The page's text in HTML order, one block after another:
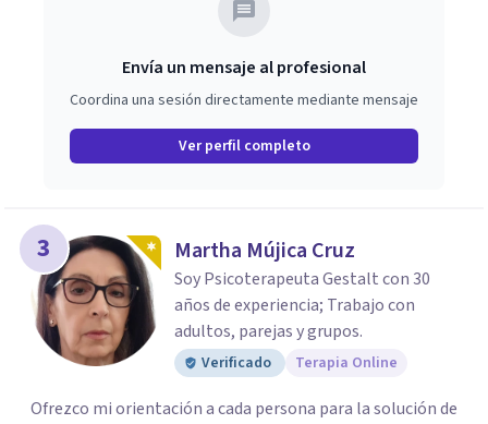
Envía un mensaje al profesional
Coordina una sesión directamente mediante mensaje
Ver perfil completo
3 Martha Mújica Cruz
Soy Psicoterapeuta Gestalt con 30
años de experiencia; Trabajo con
adultos, parejas y grupos.
Verificado Terapia Online
Ofrezco mi orientación a cada persona para la solución de